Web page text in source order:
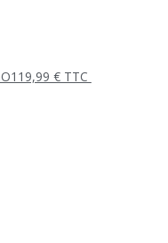
€ TTC